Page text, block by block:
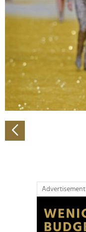
Abschnitt
Wir verwenden
personalisieren,
zu können und die
analysieren.
Verwendung
soziale Medien,
Partner führen
haben oder die sie
gesammelt haben.
Advertisement